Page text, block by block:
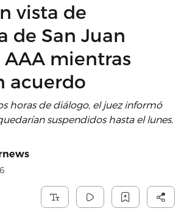
vista de
de San Juan
mientras
acuerdo
horas de diálogo, el juez informó
suspendidos hasta el lunes.